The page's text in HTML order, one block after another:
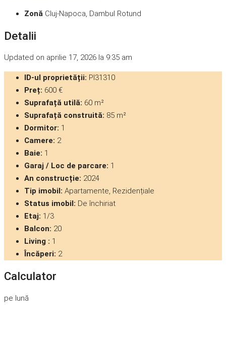
Zonă Cluj-Napoca, Dambul Rotund
Detalii
Updated on aprilie 17, 2026 la 9:35 am
ID-ul proprietății: PI31310
Preț: 600 €
Suprafață utilă: 60 m²
Suprafață construită: 85 m²
Dormitor: 1
Camere: 2
Baie: 1
Garaj / Loc de parcare: 1
An construcție: 2024
Tip imobil: Apartamente, Rezidențiale
Status imobil: De închiriat
Etaj: 1/3
Balcon: 20
Living : 1
Încăperi: 2
Calculator
pe lună